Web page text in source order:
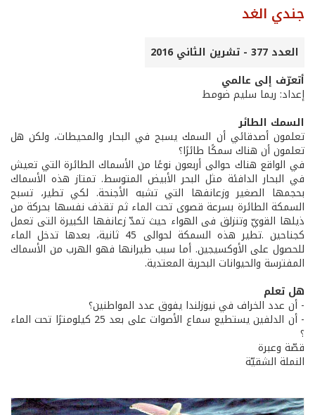
جندي الغد
العدد 377 - تشرين الثاني 2016
أتعرّف إلى عالمي
إعداد: ريما سليم ضومط
السمك الطائر
تعلمون أصدقائي أن السمك يسبح في البحار والمحيطات، ولكن هل
تعلمون أن هناك سمكًا طائرًا؟
في الواقع هناك حوالى أربعون نوعًا من الأسماك الطائرة التي تعيش
في البحار الدافئة مثل البحر الأبيض المتوسط. تمتاز هذه الأسماك
بحجمها الصغير وزعانفها التي تشبه الأجنحة. لكي تطير، تسبح
السمكة الطائرة بسرعة قصوى تحت الماء ثم تقذف نفسها بحركة من
ذيلها القويّ وتنزلق فى الهواء حيث تمدّ زعانفها الكبيرة التى تعمل
كجناحين .تطير هذه السمكة لحوالى 45 ثانية، بعدها تدخل الماء
للحصول على الأوكسيجين. أما سبب طيرانها فهو الهرب من الأسماك
المفترسة والحيوانات البحرية المعتدية.
هل تعلم
- أن عدد الخراف في نيوزلندا يفوق عدد المواطنين؟
- أن الدلفين يستطيع سماع الأصوات على بعد 25 كيلومترًا تحت الماء
؟
قصّة وعبرة
النملة الشقيّة